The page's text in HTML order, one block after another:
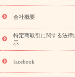
花ギフト・プレゼン
老の日 花鉢植えのギ
フト・プレゼント特
ペーン
「きょう誕
探す
誕生日フラ
日フラワーギフト商品
誕生花(トルコキキョ
会社概要
特定商取引に関する法律
示
facebook